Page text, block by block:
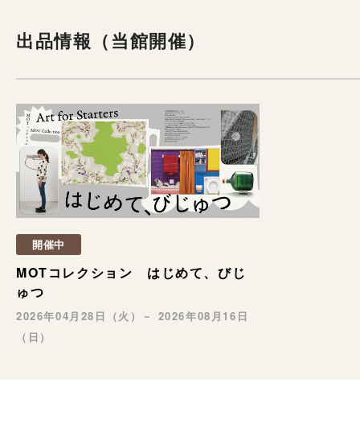
出品情報（当館開催）
開催中
MOTコレクション はじめて、びじ
ゅつ
2026年04月28日（火）－ 2026年08月16日
（日）